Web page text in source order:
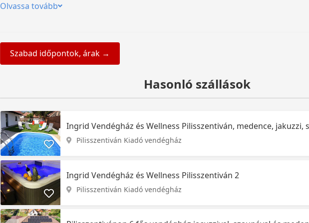
Olvassa tovább
Szabad időpontok, árak →
Hasonló szállások
Ingrid Vendégház és Wellness Pilisszentiván, medence, jakuzzi,
Pilisszentiván Kiadó vendégház
Ingrid Vendégház és Wellness Pilisszentiván 2
Pilisszentiván Kiadó vendégház